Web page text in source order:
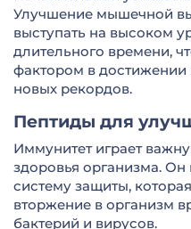
Улучшение мышечной
выступать на высоком
длительного времени,
фактором в достижении
новых рекордов.
Пептиды для
Иммунитет играет
здоровья организма. Он
систему защиты,
вторжение в организм
бактерий и вирусов.